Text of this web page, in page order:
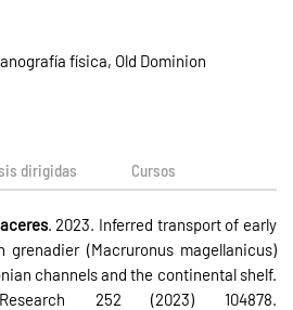
física, Old Dominion
dirigidas Cursos
. 2023. Inferred transport of early
(Macruronus magellanicus)
channels and the continental shelf.
252 (2023) 104878.